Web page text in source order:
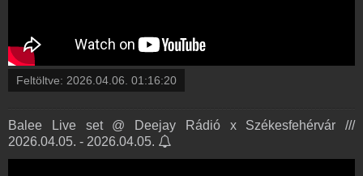
Feltöltve: 2026.04.06. 01:16:20
Balee Live set @ Deejay Rádió x Székesfehérvár ///
2026.04.05. - 2026.04.05.